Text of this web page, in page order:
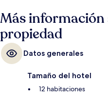
Más información
propiedad
Datos generales
Tamaño del hotel
12 habitaciones